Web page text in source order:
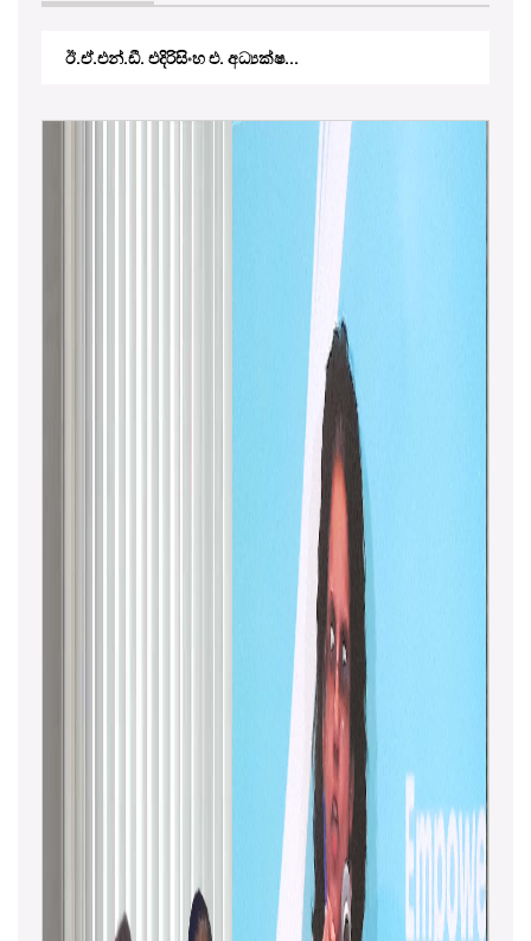
කේ.වී.කේ. නවරත්න එ. අධ්‍යාපන අමාත...